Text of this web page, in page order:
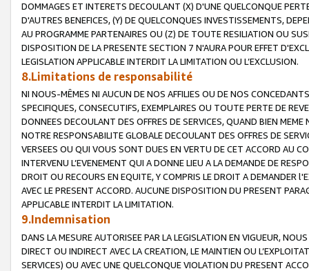
DOMMAGES ET INTERETS DECOULANT (X) D'UNE QUELCONQUE
D'AUTRES BENEFICES, (Y) DE QUELCONQUES INVESTISSEMENTS,
AU PROGRAMME PARTENAIRES OU (Z) DE TOUTE RESILIATION OU
DISPOSITION DE LA PRESENTE SECTION 7 N'AURA POUR EFFET
LEGISLATION APPLICABLE INTERDIT LA LIMITATION OU L’EXCLUSION.
8.Limitations de responsabilité
NI NOUS-MÊMES NI AUCUN DE NOS AFFILIES OU DE NOS
SPECIFIQUES, CONSECUTIFS, EXEMPLAIRES OU TOUTE PERTE DE
DONNEES DECOULANT DES OFFRES DE SERVICES, QUAND BIEN
NOTRE RESPONSABILITE GLOBALE DECOULANT DES OFFRES DE
VERSEES OU QUI VOUS SONT DUES EN VERTU DE CET ACCORD AU
INTERVENU L’EVENEMENT QUI A DONNE LIEU A LA DEMANDE DE
DROIT OU RECOURS EN EQUITE, Y COMPRIS LE DROIT A DEMANDER
AVEC LE PRESENT ACCORD. AUCUNE DISPOSITION DU PRESENT
APPLICABLE INTERDIT LA LIMITATION.
9.Indemnisation
DANS LA MESURE AUTORISEE PAR LA LEGISLATION EN VIGUEUR,
DIRECT OU INDIRECT AVEC LA CREATION, LE MAINTIEN OU
SERVICES) OU AVEC UNE QUELCONQUE VIOLATION DU PRESENT